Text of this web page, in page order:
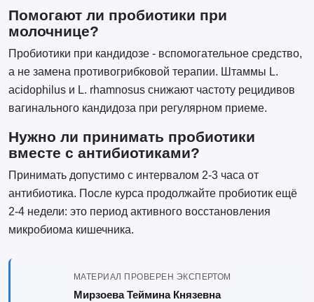
Помогают ли пробиотики при
молочнице?
Пробиотики при кандидозе - вспомогательное средство,
а не замена противогрибковой терапии. Штаммы L.
acidophilus и L. rhamnosus снижают частоту рецидивов
вагинального кандидоза при регулярном приеме.
Нужно ли принимать пробиотики
вместе с антибиотиками?
Принимать допустимо с интервалом 2-3 часа от
антибиотика. После курса продолжайте пробиотик ещё
2-4 недели: это период активного восстановления
микробиома кишечника.
МАТЕРИАЛ ПРОВЕРЕН ЭКСПЕРТОМ
Мирзоева Теймина Князевна